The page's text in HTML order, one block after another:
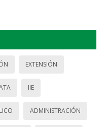
EXTENSIÓN
IIE
ADMINISTRACIÓN